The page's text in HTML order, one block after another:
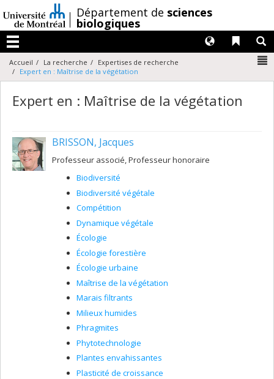
au
contenu
/Département de sciences
biologiques
Menu
Liens
Langues
Accueil La recherche
Expertises de recherche
Expert en : Maîtrise de la végétation
Expert en : Maîtrise de la végétation
BRISSON, Jacques
Professeur associé, Professeur honoraire
Biodiversité
Biodiversité végétale
Compétition
Dynamique végétale
Écologie
Écologie forestière
Écologie urbaine
Maîtrise de la végétation
Marais filtrants
Milieux humides
Phragmites
Phytotechnologie
Plantes envahissantes
Plasticité de croissance